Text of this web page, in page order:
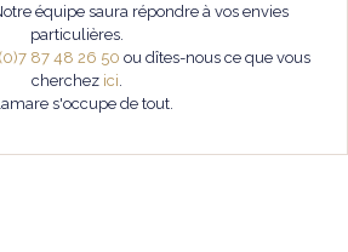
équipe saura répondre à vos envies
particulières.
87 48 26 50 ou dîtes-nous ce que vous
cherchez ici
s'occupe de tout.